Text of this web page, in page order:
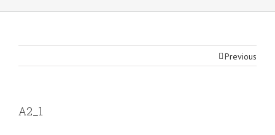
Previous
A2_1